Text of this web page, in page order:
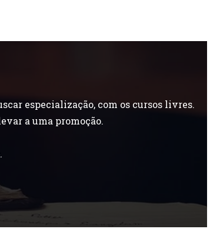
especialização, com os cursos livres.
a uma promoção.